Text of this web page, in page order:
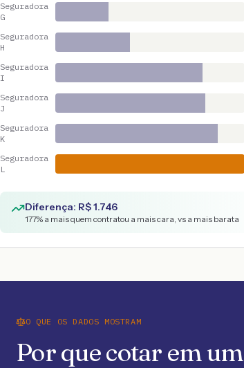
Seguradora
G
Seguradora
H
Seguradora
I
Seguradora
J
Seguradora
K
Seguradora
L
Diferença: R$1.746
177% a mais quem contratou a mais cara, vs a mais barata
O QUE OS DADOS MOSTRAM
Por que cotar em um